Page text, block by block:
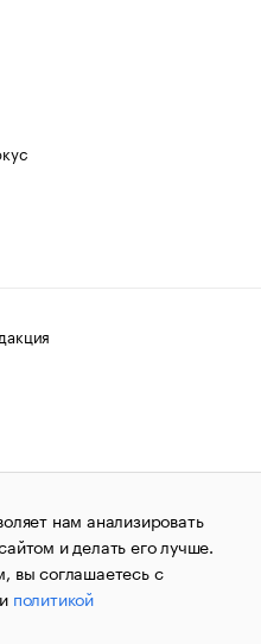
авторских прав
1995–2026.Сообщения
«РБК»
службой по надзору в сфере
и массовых
за номером ИА
«РБК». Отдельные
нам анализировать
и делать его лучше.
вы соглашаетесь с
политикой